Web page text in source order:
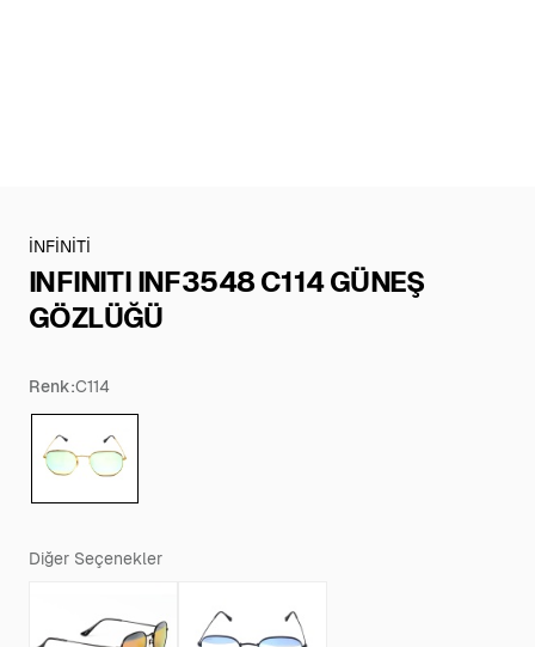
İNFİNİTİ
INFINITI INF3548 C114 GÜNEŞ
GÖZLÜĞÜ
Renk:C114
Diğer Seçenekler